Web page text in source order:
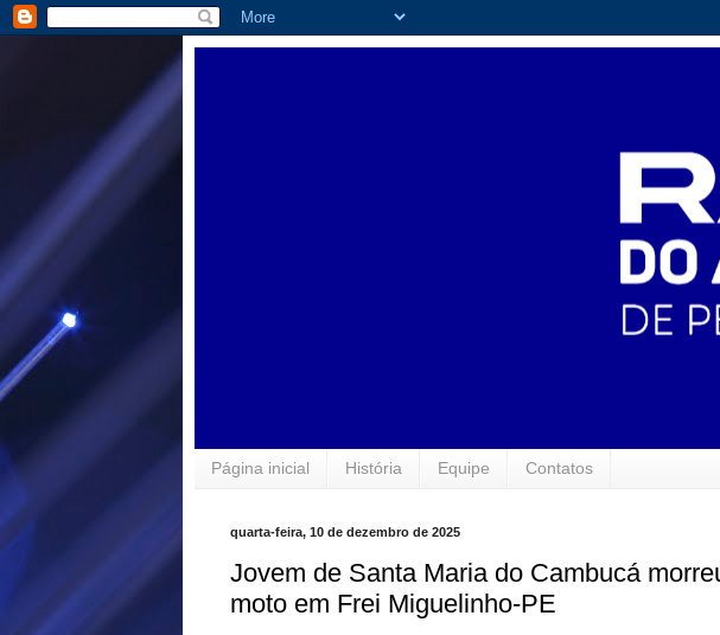
Página inicial História Equipe Contatos
quarta-feira, 10 de dezembro de 2025
Jovem de Santa Maria do Cambucá
moto em Frei Miguelinho-PE